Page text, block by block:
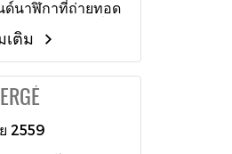
รือนเวลาชั้นสูงอีก
ด้วยการจัดงาน
ร์สุดพิเศษ “Dining
Hall
with Michel
โดยเชิญเห
องไทย ร่วมชมผล
ด์นาฬิกาที่ถ่ายทอด
วามทรงจำอันเปี่ยม
ด้วยคุณค่าทาง
ติศาสตร์ของแบรนด์
นาฬิการุ่นใหม่ที่มี
ร่วมสมัย ดังนั้นเมื่อ
Peraldi
and Product
เติม
2559